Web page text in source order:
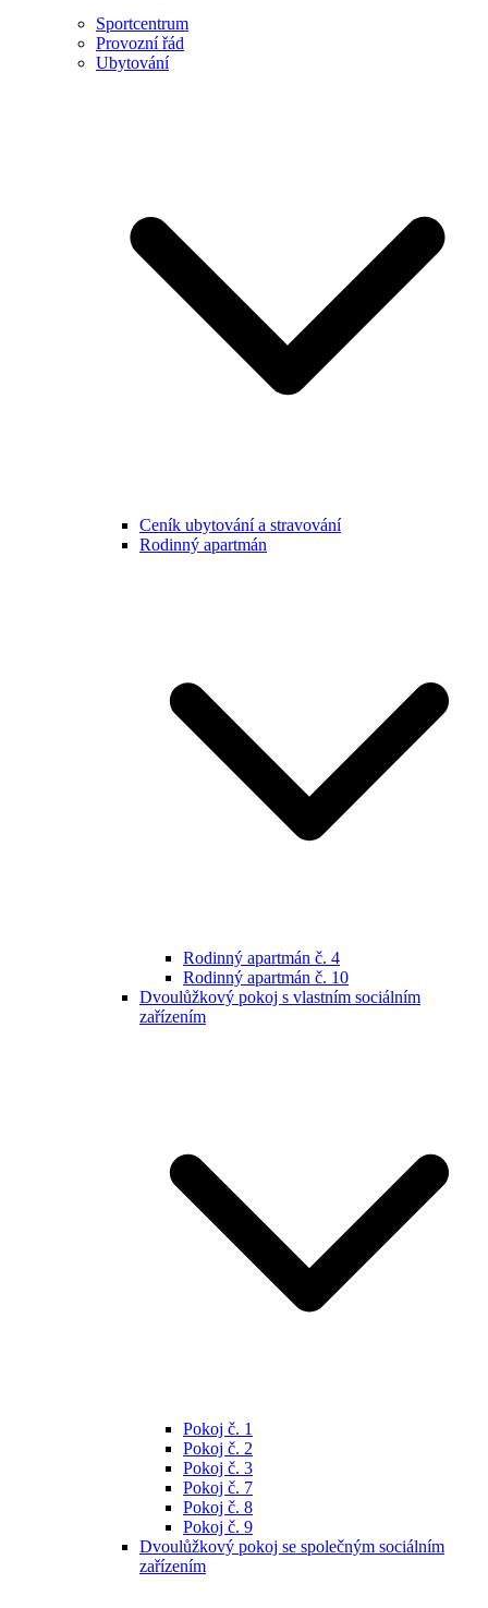
Sportcentrum
Provozní řád
Ubytování
Ceník ubytování a stravování
Rodinný apartmán
Rodinný apartmán č. 4
Rodinný apartmán č. 10
Dvoulůžkový pokoj s vlastním sociálním
zařízením
Pokoj č. 1
Pokoj č. 2
Pokoj č. 3
Pokoj č. 7
Pokoj č. 8
Pokoj č. 9
Dvoulůžkový pokoj se společným sociálním
zařízením